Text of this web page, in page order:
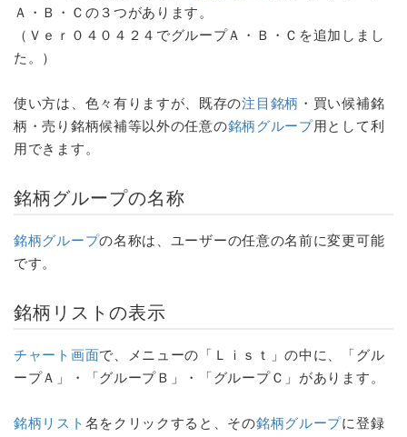
Ａ・Ｂ・Ｃの３つがあります。
（Ｖｅｒ０４０４２４でグループＡ・Ｂ・Ｃを追加しまし
た。）
使い方は、色々有りますが、既存の注目銘柄 ・買い候補銘
柄・売り銘柄候補等以外の任意の銘柄グループ用として利
用できます。
銘柄グループの名称
銘柄グループの名称は、ユーザーの任意の名前に変更可能
です。
銘柄リスト の表示
チャート画面で、メニューの「Ｌｉｓｔ」の中に、「グル
ープＡ」・「グループＢ」・「グループＣ」があります。
銘柄リスト 名をクリックすると、その銘柄グループに登録